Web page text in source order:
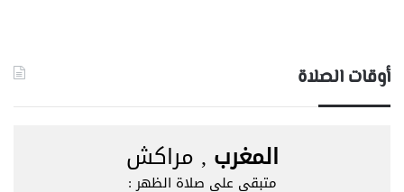
أوقات الصلاة